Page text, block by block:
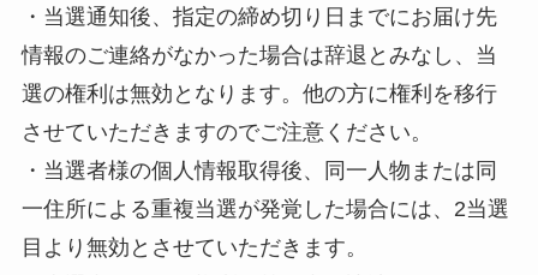
・当選通知後、指定の締め切り日までにお届け先
情報のご連絡がなかった場合は辞退とみなし、当
選の権利は無効となります。他の方に権利を移行
させていただきますのでご注意ください。
・当選者様の個人情報取得後、同一人物または同
一住所による重複当選が発覚した場合には、2当選
目より無効とさせていただきます。